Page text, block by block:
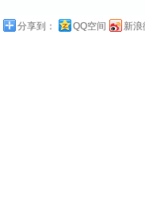
分享到： QQ空间 新浪